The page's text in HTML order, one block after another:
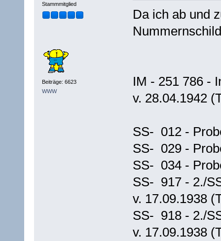
Stammmitglied
Beiträge: 6623
WWW
Da ich ab und
IM - 251 786 -
v. 28.04.1942
SS- 012 -
SS- 029 -
SS- 034 -
SS- 917 - 2./
v. 17.09.1938
SS- 918 - 2./
v. 17.09.1938